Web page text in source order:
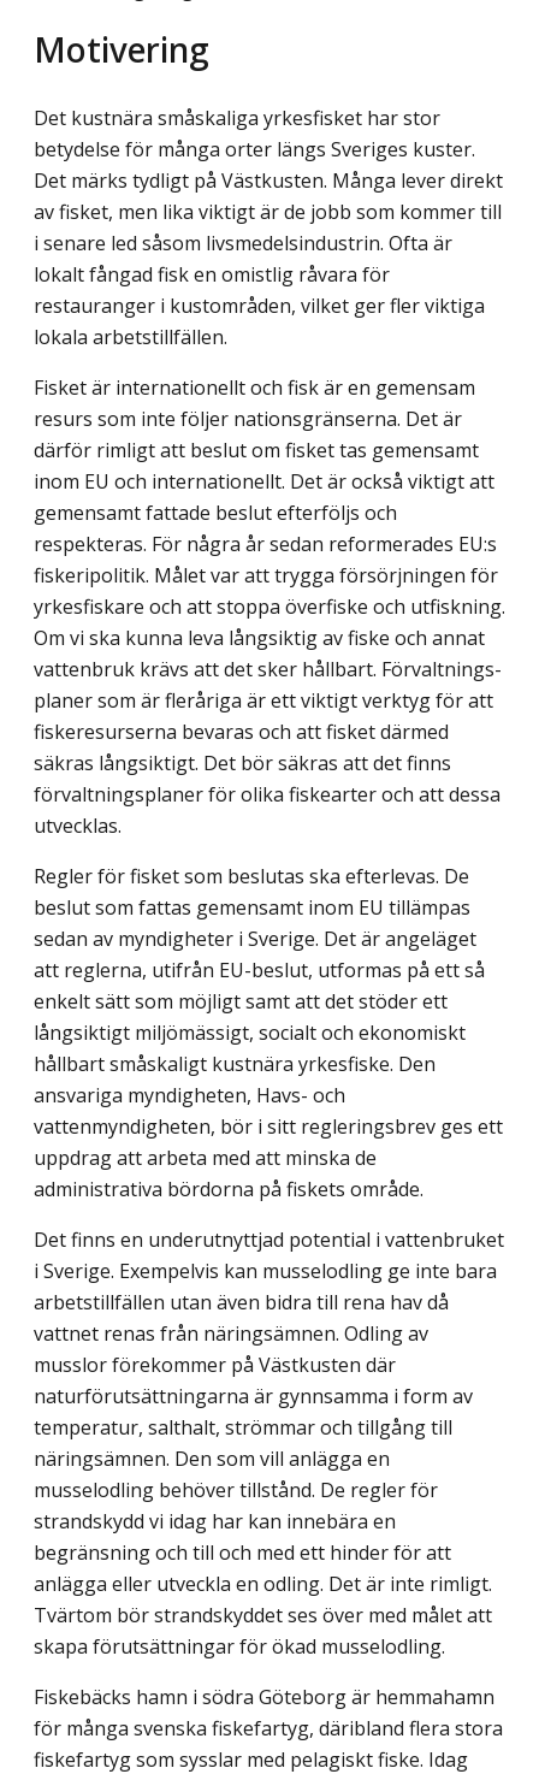
Motivering
Det kustnära småskaliga yrkesfisket har stor
betydelse för många orter längs Sveriges kuster.
Det märks tydligt på Västkusten. Många lever direkt
av fisket, men lika viktigt är de jobb som kommer till
i senare led såsom livsmedelsindustrin. Ofta är
lokalt fångad fisk en omistlig råvara för
restauranger i kustområden, vilket ger fler viktiga
lokala arbetstillfällen.
Fisket är internationellt och fisk är en gemensam
resurs som inte följer nations­gränserna. Det är
därför rimligt att beslut om fisket tas gemensamt
inom EU och internationellt. Det är också viktigt att
gemensamt fattade beslut efterföljs och
respekteras. För några år sedan reformerades EU:s
fiskeripolitik. Målet var att trygga försörjningen för
yrkesfiskare och att stoppa överfiske och utfiskning.
Om vi ska kunna leva långsiktig av fiske och annat
vattenbruk krävs att det sker hållbart. Förvaltnings­
planer som är fleråriga är ett viktigt verktyg för att
fiskeresurserna bevaras och att fisket därmed
säkras långsiktigt. Det bör säkras att det finns
förvaltningsplaner för olika fiskearter och att dessa
utvecklas.
Regler för fisket som beslutas ska efterlevas. De
beslut som fattas gemensamt inom EU tillämpas
sedan av myndigheter i Sverige. Det är angeläget
att reglerna, utifrån EU-beslut, utformas på ett så
enkelt sätt som möjligt samt att det stöder ett
långsiktigt miljömässigt, socialt och ekonomiskt
hållbart småskaligt kustnära yrkesfiske. Den
ansvariga myndigheten, Havs- och
vattenmyndigheten, bör i sitt regleringsbrev ges ett
uppdrag att arbeta med att minska de
administrativa bördorna på fiskets område.
Det finns en underutnyttjad potential i vattenbruket
i Sverige. Exempelvis kan musselodling ge inte bara
arbetstillfällen utan även bidra till rena hav då
vattnet renas från näringsämnen. Odling av
musslor förekommer på Västkusten där
naturförutsätt­ningarna är gynnsamma i form av
temperatur, salthalt, strömmar och tillgång till
näringsämnen. Den som vill anlägga en
musselodling behöver tillstånd. De regler för
strandskydd vi idag har kan innebära en
begränsning och till och med ett hinder för att
anlägga eller utveckla en odling. Det är inte rimligt.
Tvärtom bör strandskyddet ses över med målet att
skapa förutsättningar för ökad musselodling.
Fiskebäcks hamn i södra Göteborg är hemmahamn
för många svenska fiskefartyg, däribland flera stora
fiskefartyg som sysslar med pelagiskt fiske. Idag